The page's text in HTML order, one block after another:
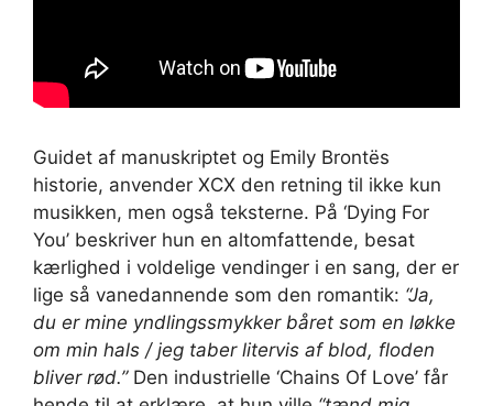
Guidet af manuskriptet og Emily Brontës
historie, anvender XCX den retning til ikke kun
musikken, men også teksterne. På ‘Dying For
You’ beskriver hun en altomfattende, besat
kærlighed i voldelige vendinger i en sang, der er
lige så vanedannende som den romantik: “Ja,
du er mine yndlingssmykker båret som en løkke
om min hals / jeg taber litervis af blod, floden
bliver rød.”Den industrielle ‘Chains Of Love’ får